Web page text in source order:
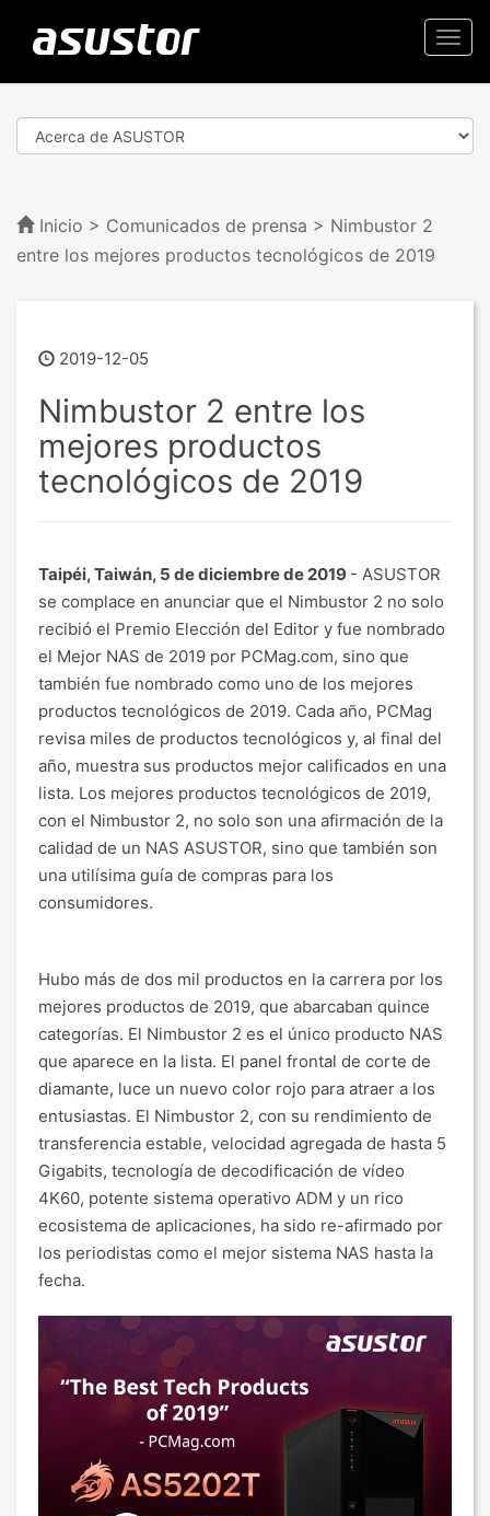
Inicio > Comunicados de prensa > Nimbustor 2
entre los mejores productos tecnológicos de 2019
2019-12-05
Nimbustor 2 entre los
mejores productos
tecnológicos de 2019
Taipéi, Taiwán, 5 de diciembre de 2019 - ASUSTOR
se complace en anunciar que el Nimbustor 2 no solo
recibió el Premio Elección del Editor y fue nombrado
el Mejor NAS de 2019 por PCMag.com, sino que
también fue nombrado como uno de los mejores
productos tecnológicos de 2019. Cada año, PCMag
revisa miles de productos tecnológicos y, al final del
año, muestra sus productos mejor calificados en una
lista. Los mejores productos tecnológicos de 2019,
con el Nimbustor 2, no solo son una afirmación de la
calidad de un NAS ASUSTOR, sino que también son
una utilísima guía de compras para los
consumidores.
Hubo más de dos mil productos en la carrera por los
mejores productos de 2019, que abarcaban quince
categorías. El Nimbustor 2 es el único producto NAS
que aparece en la lista. El panel frontal de corte de
diamante, luce un nuevo color rojo para atraer a los
entusiastas. El Nimbustor 2, con su rendimiento de
transferencia estable, velocidad agregada de hasta 5
Gigabits, tecnología de decodificación de vídeo
4K60, potente sistema operativo ADM y un rico
ecosistema de aplicaciones, ha sido re-afirmado por
los periodistas como el mejor sistema NAS hasta la
fecha.